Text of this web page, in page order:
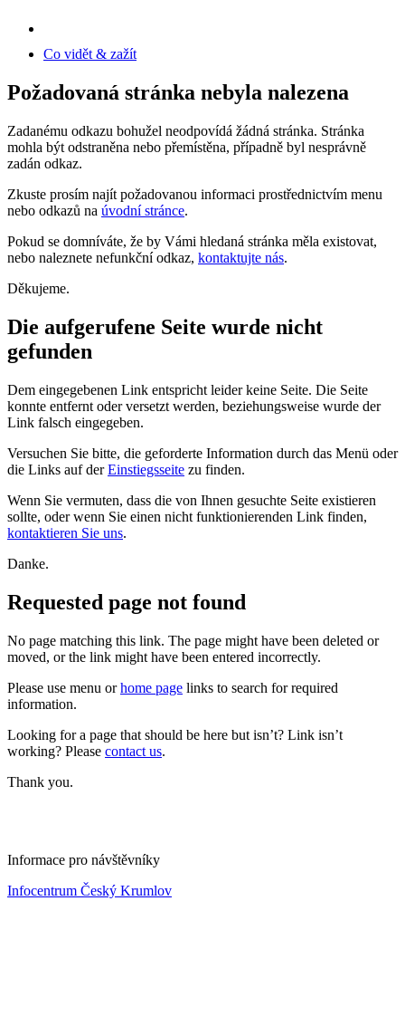
Co vidět & zažít
Požadovaná stránka nebyla nalezena
Zadanému odkazu bohužel neodpovídá žádná stránka. Stránka
mohla být odstraněna nebo přemístěna, případně byl nesprávně
zadán odkaz.
Zkuste prosím najít požadovanou informaci prostřednictvím menu
nebo odkazů na úvodní stránce.
Pokud se domníváte, že by Vámi hledaná stránka měla existovat,
nebo naleznete nefunkční odkaz, kontaktujte nás.
Děkujeme.
Die aufgerufene Seite wurde nicht
gefunden
Dem eingegebenen Link entspricht leider keine Seite. Die Seite
konnte entfernt oder versetzt werden, beziehungsweise wurde der
Link falsch eingegeben.
Versuchen Sie bitte, die geforderte Information durch das Menü oder
die Links auf derEinstiegsseite zu finden.
Wenn Sie vermuten, dass die von Ihnen gesuchte Seite existieren
sollte, oder wenn Sie einen nicht funktionierenden Link finden,
kontaktieren Sie uns.
Danke.
Requested page not found
No page matching this link. The page might have been deleted or
moved, or the link might have been entered incorrectly.
Please use menu orhome page links to search for required
information.
Looking for a page that should be here but isn’t? Link isn’t
working? Please contact us.
Thank you.
Informace pro návštěvníky
Infocentrum Český Krumlov